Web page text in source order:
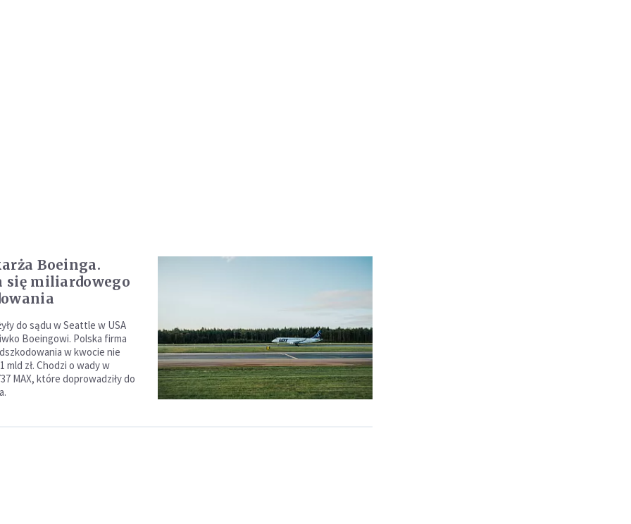
Boeinga.
się miliardowego
do sądu w Seattle w USA
Boeingowi. Polska firma
w kwocie nie
mld zł. Chodzi o wady w
MAX, które doprowadziły do